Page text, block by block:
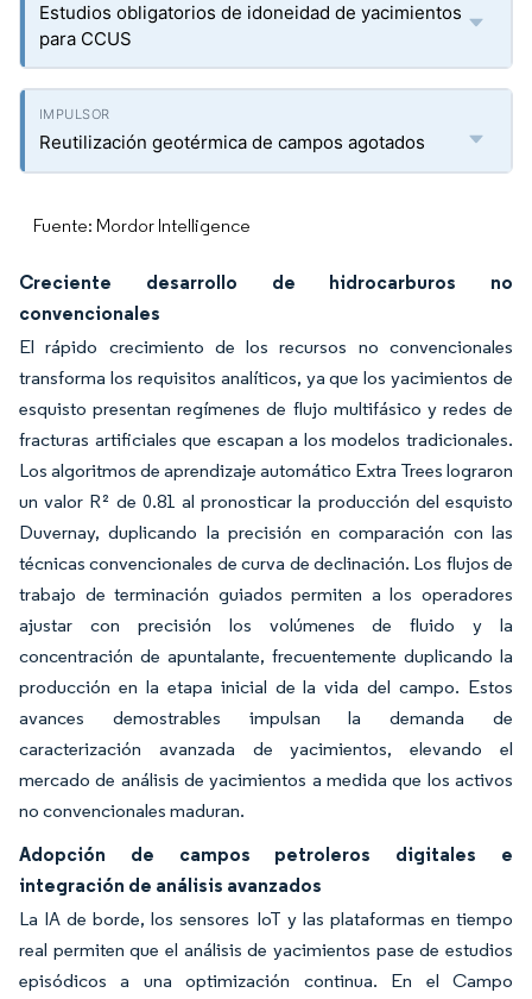
Estudios obligatorios de idoneidad de yacimientos
para CCUS
Reutilización geotérmica de campos agotados
Fuente: Mordor Intelligence
Creciente desarrollo de hidrocarburos no
convencionales
El rápido crecimiento de los recursos no convencionales
transforma los requisitos analíticos, ya que los yacimientos de
esquisto presentan regímenes de flujo multifásico y redes de
fracturas artificiales que escapan a los modelos tradicionales.
Los algoritmos de aprendizaje automático Extra Trees lograron
un valor R² de 0.81 al pronosticar la producción del esquisto
Duvernay, duplicando la precisión en comparación con las
técnicas convencionales de curva de declinación. Los flujos de
trabajo de terminación guiados permiten a los operadores
ajustar con precisión los volúmenes de fluido y la
concentración de apuntalante, frecuentemente duplicando la
producción en la etapa inicial de la vida del campo. Estos
avances demostrables impulsan la demanda de
caracterización avanzada de yacimientos, elevando el
mercado de análisis de yacimientos a medida que los activos
no convencionales maduran.
Adopción de campos petroleros digitales e
integración de análisis avanzados
La IA de borde, los sensores IoT y las plataformas en tiempo
real permiten que el análisis de yacimientos pase de estudios
episódicos a una optimización continua. En el Campo